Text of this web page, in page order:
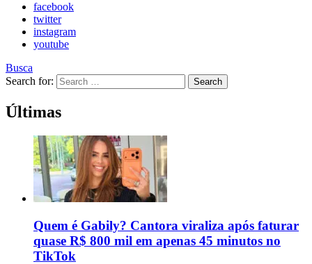
facebook
twitter
instagram
youtube
Busca
Search for:
Search
Últimas
Quem é Gabily? Cantora viraliza após faturar
quase R$ 800 mil em apenas 45 minutos no
TikTok